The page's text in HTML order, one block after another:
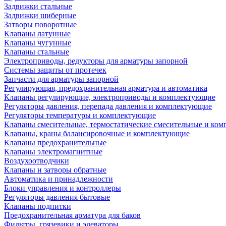
Задвижки стальные
Задвижки шиберные
Затворы поворотные
Клапаны латунные
Клапаны чугунные
Клапаны стальные
Электроприводы, редукторы для арматуры запорной
Системы защиты от протечек
Запчасти для арматуры запорной
Регулирующая, предохранительная арматура и автоматика
Клапаны регулирующие, электроприводы и комплектующие
Регуляторы давления, перепада давления и комплектующие
Регуляторы температуры и комплектующие
Клапаны смесительные, термостатические смесительные и
Клапаны, краны балансировочные и комплектующие
Клапаны предохранительные
Клапаны электромагнитные
Воздухоотводчики
Клапаны и затворы обратные
Автоматика и принадлежности
Блоки управления и контроллеры
Регуляторы давления бытовые
Клапаны подпитки
Предохранительная арматура для баков
Фильтры, грязевики и элеваторы